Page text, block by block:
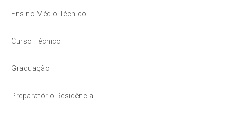
Ensino Médio Técnico
Curso Técnico
Graduação
Preparatório Residência